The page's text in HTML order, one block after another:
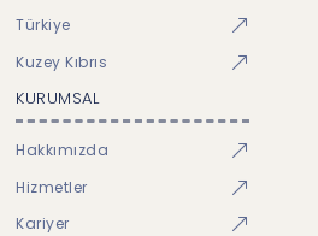
Türkiye
Kuzey Kıbrıs
KURUMSAL
Hakkımızda
Hizmetler
Kariyer